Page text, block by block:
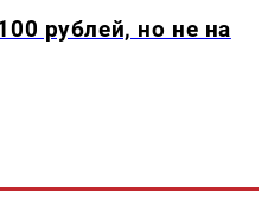
рублей, но не на